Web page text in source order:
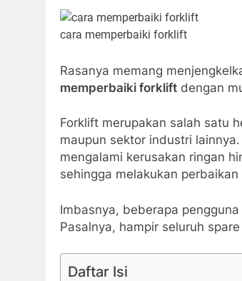
cara memperbaiki forklift
Rasanya memang
memperbaiki forklift dengan
Forklift merupakan salah satu
maupun sektor industri
mengalami kerusakan ringan
sehingga melakukan
Imbasnya, beberapa
Pasalnya, hampir seluruh
Daftar Isi